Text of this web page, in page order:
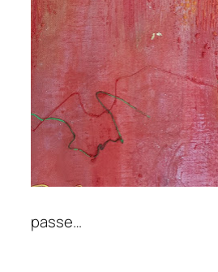
passe…